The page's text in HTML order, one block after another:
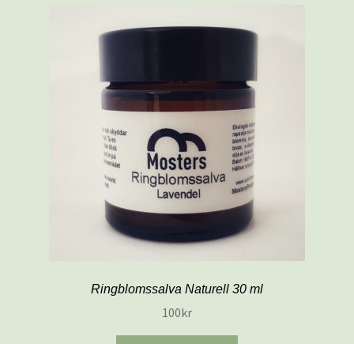
Ringblomssalva Naturell 30 ml
100kr